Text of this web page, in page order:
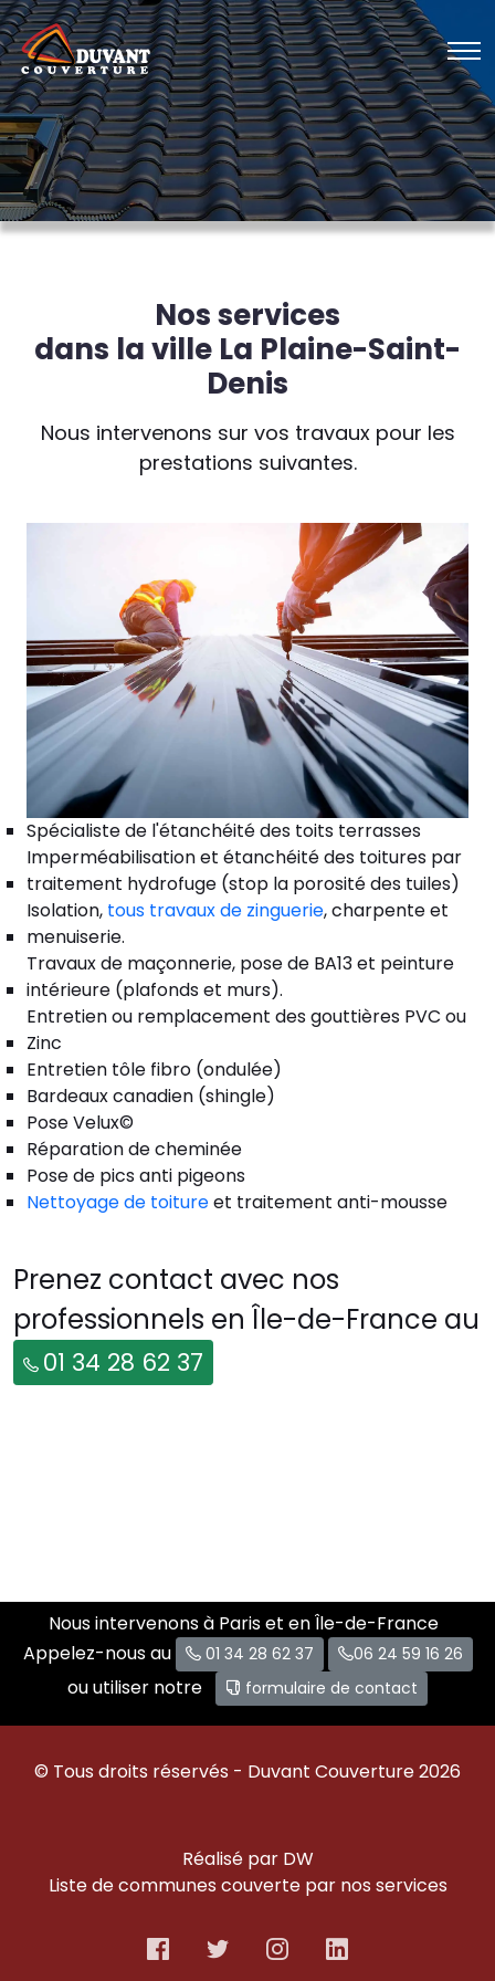
Nos services
dans la ville La Plaine-Saint-
Denis
Nous intervenons sur vos travaux pour les
prestations suivantes.
Spécialiste de l'étanchéité des toits terrasses
Imperméabilisation et étanchéité des toitures par
traitement hydrofuge (stop la porosité des tuiles)
Isolation, tous travaux de zinguerie, charpente et
menuiserie.
Travaux de maçonnerie, pose de BA13 et peinture
intérieure (plafonds et murs).
Entretien ou remplacement des gouttières PVC ou
Zinc
Entretien tôle fibro (ondulée)
Bardeaux canadien (shingle)
Pose Velux©
Réparation de cheminée
Pose de pics anti pigeons
Nettoyage de toitureet traitement anti-mousse
Prenez contact avec nos
professionnels en Île-de-France au
01 34 28 62 37
Nous intervenons à Paris et en Île-de-France
Appelez-nous au
01 34 28 62 37 06 24 59 16 26
ou utiliser notre formulaire de contact
© Tous droits réservés - Duvant Couverture 2026
Réalisé par DW
Liste de communes couverte par nos services